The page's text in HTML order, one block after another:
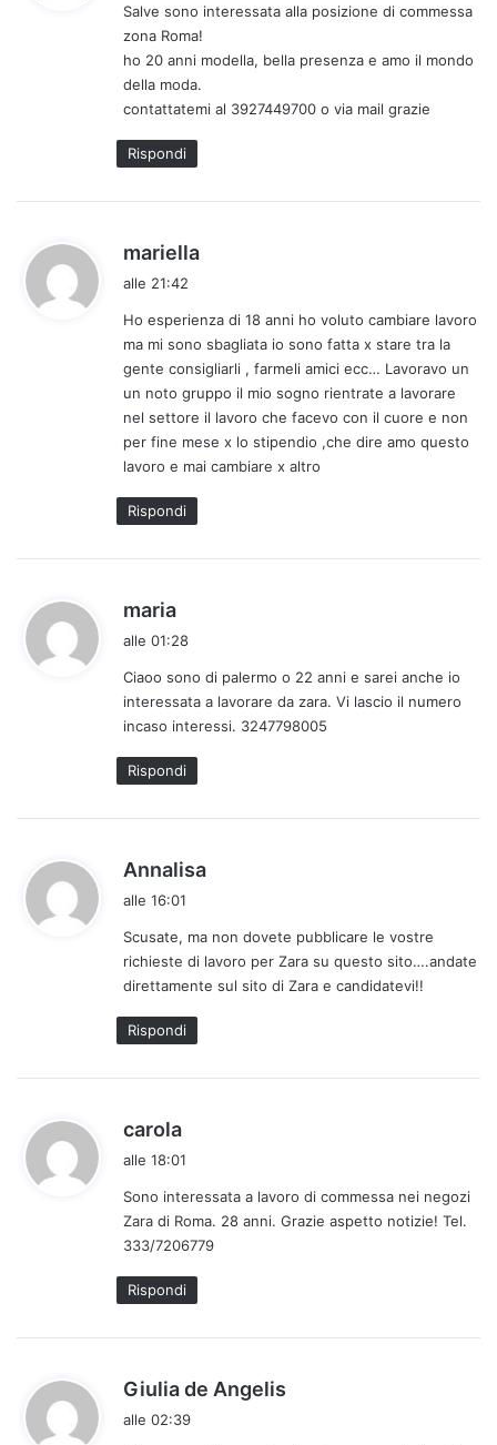
e
t
t
o
:
Salve sono interessata alla posizione di commessa
zona Roma!
ho 20 anni modella, bella presenza e amo il mondo
della moda.
contattatemi al 3927449700 o via mail grazie
Rispondi
mariella
e
t
t
o
alle 21:42
Ho esperienza di 18 anni ho voluto cambiare lavoro
ma mi sono sbagliata io sono fatta x stare tra la
gente consigliarli , farmeli amici ecc… Lavoravo un
un noto gruppo il mio sogno rientrate a lavorare
nel settore il lavoro che facevo con il cuore e non
per fine mese x lo stipendio ,che dire amo questo
lavoro e mai cambiare x altro
Rispondi
maria
e
t
t
o
:
alle 01:28
Ciaoo sono di palermo o 22 anni e sarei anche io
interessata a lavorare da zara. Vi lascio il numero
incaso interessi. 3247798005
Rispondi
Annalisa
e
t
t
alle 16:01
Scusate, ma non dovete pubblicare le vostre
richieste di lavoro per Zara su questo sito….andate
direttamente sul sito di Zara e candidatevi!!
Rispondi
carola
e
t
t
o
:
alle 18:01
Sono interessata a lavoro di commessa nei negozi
Zara di Roma. 28 anni. Grazie aspetto notizie! Tel.
333/7206779
Rispondi
Giulia de Angelis
alle 02:39